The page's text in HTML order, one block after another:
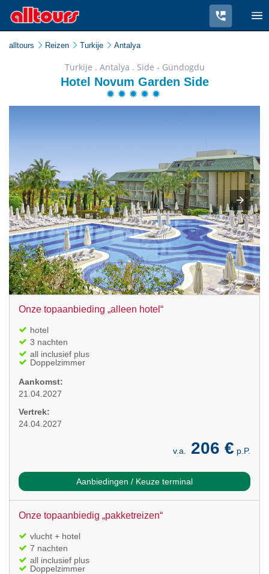
alltours Reizen Turkije Antalya
Turkije . Antalya . Side - Gündogdu
Hotel Novum Garden Side
Onze topaanbieding „alleen hotel“
hotel
3 nachten
all inclusief plus
Doppelzimmer
Aankomst:
21.04.2027
Vertrek:
24.04.2027
v.a. 206 € p.P.
Aanbiedingen / Keuze terminal
Onze topaanbiedig „pakketreizen“
vlucht + hotel
7 nachten
all inclusief plus
Doppelzimmer